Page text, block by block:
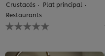
4
notes.
Crustacés
Plat principal
Restaurants
Aucune
évaluation